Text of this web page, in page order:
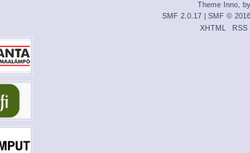
Theme Inno,
SMF 2.0.17
SMF © 2016
XHTML
RSS